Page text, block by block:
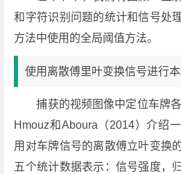
和字符识别问题的统计和信号处
方法中使用的全局阈值方法。
使用离散傅里叶变换信号进行
捕获的视频图像中定位车牌
Hmouz和Aboura（2014）介绍
用对车牌信号的离散傅立叶变换
五个统计数据表示：信号强度，